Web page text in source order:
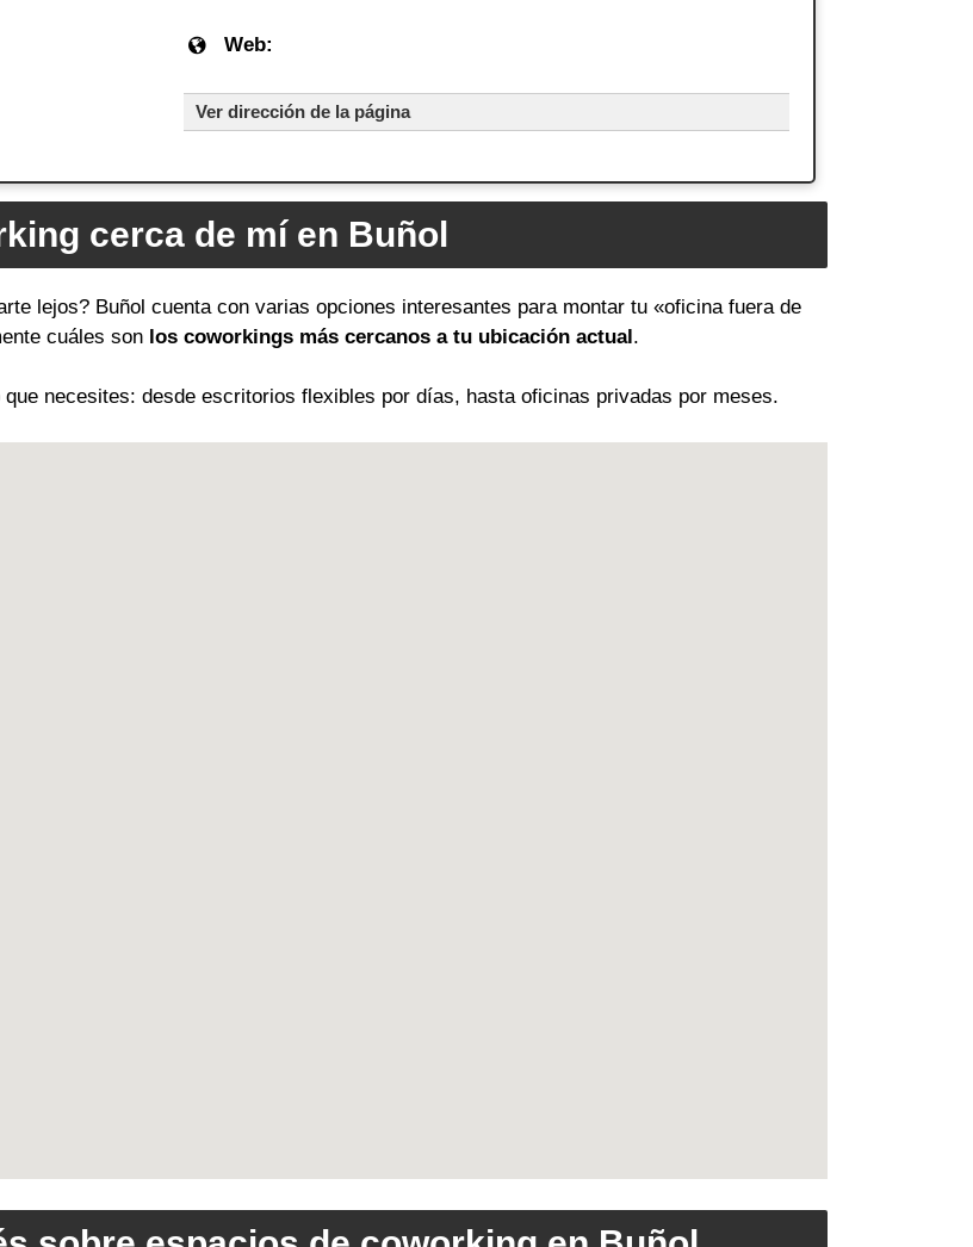
Web:
Ver dirección de la página
cerca de mí en Buñol
lejos? Buñol cuenta con varias opciones interesantes para montar tu «oficina fuera de
cuáles son los coworkings más cercanos a tu ubicación actual.
necesites: desde escritorios flexibles por días, hasta oficinas privadas por meses.